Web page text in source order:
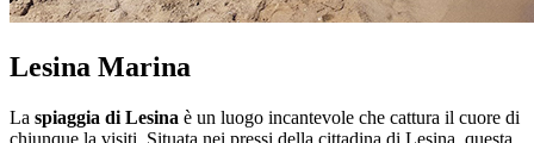
Lesina Marina
La spiaggia di Lesina è un luogo incantevole che cattura il cuore di
chiunque la visiti. Situata nei pressi della cittadina di Lesina, questa